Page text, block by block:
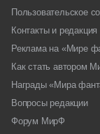
Пользовательское
Контакты и редакция
Реклама на «Мире
Как стать автором
Награды «Мира
Вопросы редакции
Форум МирФ